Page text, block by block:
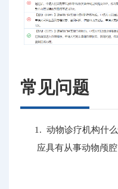
常见问题
1. 动物诊疗机构什
应具有从事动物颅腔